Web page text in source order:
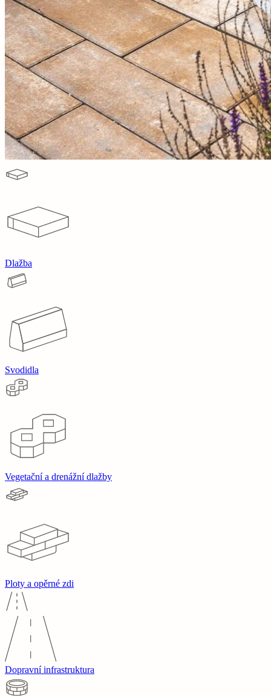
Dlažba
Svodidla
Vegetační a drenážní dlažby
Ploty a opěrné zdi
Dopravní infrastruktura